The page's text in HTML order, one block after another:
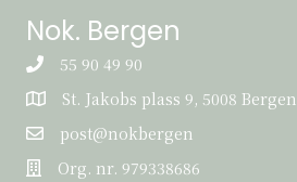
Nok. Bergen
55 90 49 90
St. Jakobs plass 9, 5008 Bergen
St. Jakobs plass 9, 5008 Bergen
post@nokbergen
post@nokbergen
Org. nr. 979338686
Org. nr. 979338686